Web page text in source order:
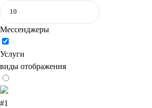
Мессенджеры
Услуги
виды отображения
#1